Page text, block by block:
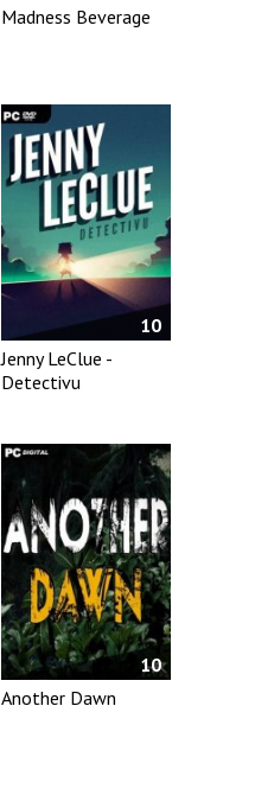
Madness Beverage
10
Jenny LeClue -
Detectivu
10
Another Dawn